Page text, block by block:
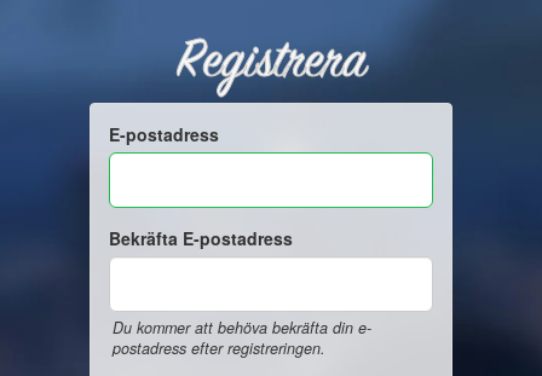
Registrera
E-postadress
Bekräfta E-postadress
Du kommer att behöva bekräfta din e-
postadress efter registreringen.